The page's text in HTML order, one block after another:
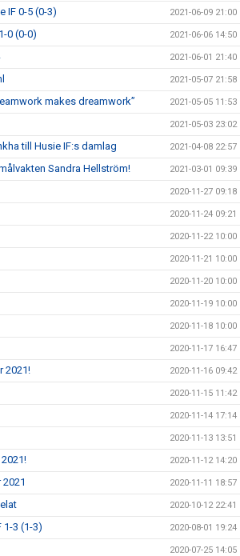
IF 0-5 (0-3) 2021-06-09 21:00
0 (0-0) 2021-06-06 14:50
2021-06-01 21:40
2021-05-07 21:58
makes dreamwork” 2021-05-05 11:53
2021-05-03 23:02
till Husie IF:s damlag 2021-04-08 22:57
Sandra Hellström! 2021-03-01 09:39
2020-11-27 09:18
2020-11-24 09:21
2020-11-22 10:00
2020-11-21 10:00
2020-11-20 10:00
2020-11-19 10:00
2020-11-18 10:00
2020-11-17 16:47
2021! 2020-11-16 09:42
2020-11-15 11:42
2020-11-14 17:14
2020-11-13 13:51
2020-11-12 14:20
2020-11-11 18:57
2020-10-12 22:41
1-3 (1-3) 2020-08-01 19:24
2020-07-25 14:05